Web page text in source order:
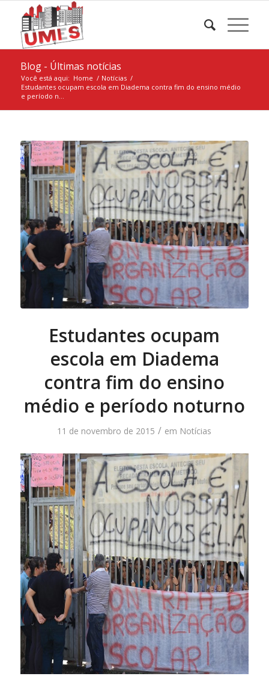
Blog - Últimas notícias
Você está aqui: Home / Notícias /
Estudantes ocupam escola em Diadema contra fim do ensino médio
e período n...
Estudantes ocupam
escola em Diadema
contra fim do ensino
médio e período noturno
11 de novembro de 2015 / em Notícias